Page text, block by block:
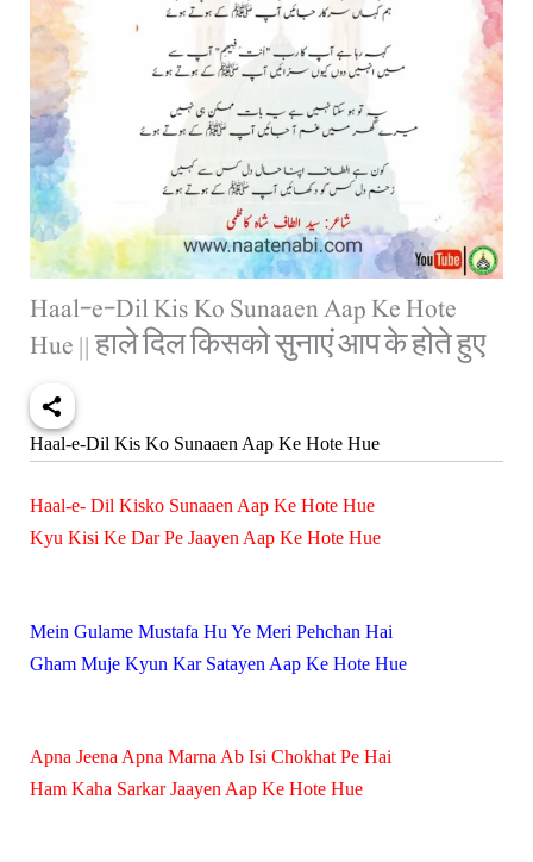
Haal-e-Dil Kis Ko Sunaaen Aap Ke Hote
Hue || हाले दिल किसको सुनाएं आप के होते हुए
Haal-e-Dil Kis Ko Sunaaen Aap Ke Hote Hue
Haal-e- Dil Kisko Sunaaen Aap Ke Hote Hue
Kyu Kisi Ke Dar Pe Jaayen Aap Ke Hote Hue
Mein Gulame Mustafa Hu Ye Meri Pehchan Hai
Gham Muje Kyun Kar Satayen Aap Ke Hote Hue
Apna Jeena Apna Marna Ab Isi Chokhat Pe Hai
Ham Kaha Sarkar Jaayen Aap Ke Hote Hue